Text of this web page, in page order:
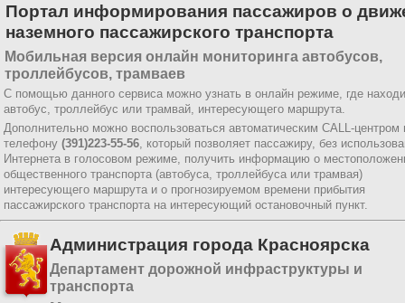
Портал информирования пассажиров о
наземного пассажирского транспорта
Мобильная версия онлайн мониторинга автобусов,
троллейбусов, трамваев
С помощью данного сервиса можно узнать в онлайн режиме, где
автобус, троллейбус или трамвай, интересующего маршрута.
Дополнительно можно воспользоваться автоматическим CALL-центром
телефону (391)223-55-56, который позволяет пассажиру, без
Интернета в голосовом режиме, получить информацию о
общественного транспорта (автобуса, троллейбуса или трамвая)
интересующего маршрута и о прогнозируемом времени прибытия
пассажирского транспорта на интересующий остановочный пункт.
Администрация города Красноярска
Департамент дорожной инфраструктуры и
транспорта